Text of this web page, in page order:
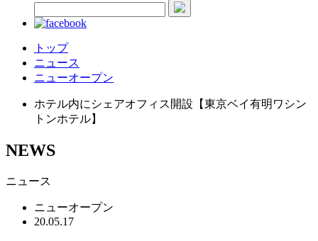
トップ
ニュース
ニューオープン
ホテル内にシェアオフィス開設【東京ベイ有明ワシン
トンホテル】
NEWS
ニュース
ニューオープン
20.05.17